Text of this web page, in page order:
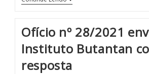
Ofício nº 28/2021
Instituto Butantan
resposta